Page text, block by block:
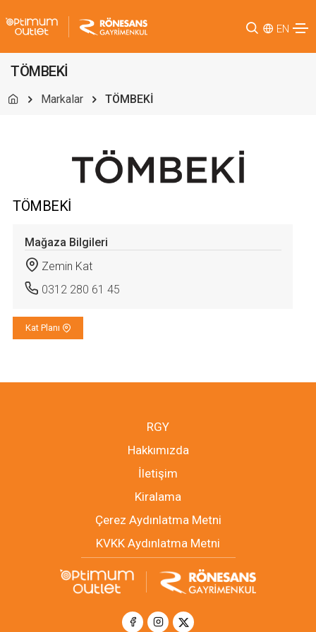
EN
TÖMBEKİ
Markalar TÖMBEKİ
TÖMBEKİ
Mağaza Bilgileri
Zemin Kat
0312 280 61 45
Kat Planı
RGY
Hakkımızda
İletişim
Kiralama
Çerez Aydınlatma Metni
KVKK Aydınlatma Metni